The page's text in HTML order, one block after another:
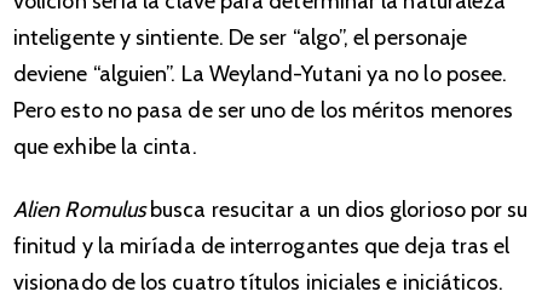
inteligente y sintiente. De ser “algo”, el personaje
deviene “alguien”. La Weyland-Yutani ya no lo posee.
Pero esto no pasa de ser uno de los méritos menores
que exhibe la cinta.
Alien Romulusbusca resucitar a un dios glorioso por su
finitud y la miríada de interrogantes que deja tras el
visionado de los cuatro títulos iniciales e iniciáticos.